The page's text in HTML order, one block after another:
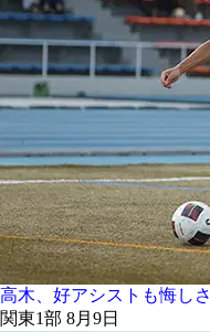
高木、好アシストも悔しさ
関東1部 8月9日